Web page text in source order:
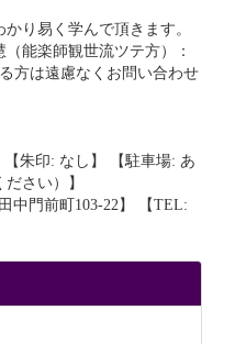
り易く学んで頂きます。
能楽師観世流ツテ方）：
方は遠慮なくお問い合わせ
【朱印: なし】 【駐車場: あ
さい）】
中門前町103-22】 【TEL: